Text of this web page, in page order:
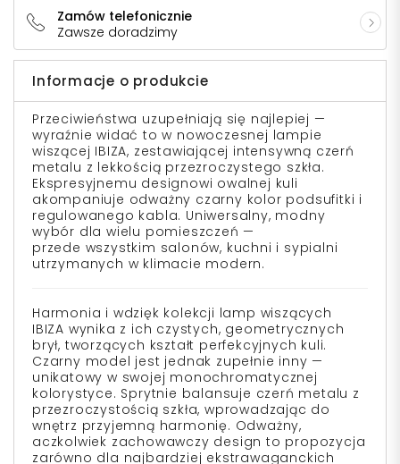
Zamów telefonicznie
Zawsze doradzimy
Informacje o produkcie
Przeciwieństwa uzupełniają się najlepiej —
wyraźnie widać to w nowoczesnej lampie
wiszącej IBIZA, zestawiającej intensywną czerń
metalu z lekkością przezroczystego szkła.
Ekspresyjnemu designowi owalnej kuli
akompaniuje odważny czarny kolor podsufitki i
regulowanego kabla. Uniwersalny, modny
wybór dla wielu pomieszczeń —
przede wszystkim salonów, kuchni i sypialni
utrzymanych w klimacie modern.
Harmonia i wdzięk kolekcji lamp wiszących
IBIZA wynika z ich czystych, geometrycznych
brył, tworzących kształt perfekcyjnych kuli.
Czarny model jest jednak zupełnie inny —
unikatowy w swojej monochromatycznej
kolorystyce. Sprytnie balansuje czerń metalu z
przezroczystością szkła, wprowadzając do
wnętrz przyjemną harmonię. Odważny,
aczkolwiek zachowawczy design to propozycja
zarówno dla najbardziej ekstrawaganckich